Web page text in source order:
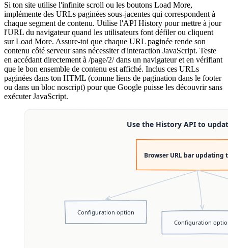
Si ton site utilise l'infinite scroll ou les boutons Load More,
implémente des URLs paginées sous-jacentes qui correspondent à
chaque segment de contenu. Utilise l'API History pour mettre à jour
l'URL du navigateur quand les utilisateurs font défiler ou cliquent
sur Load More. Assure-toi que chaque URL paginée rende son
contenu côté serveur sans nécessiter d'interaction JavaScript. Teste
en accédant directement à /page/2/ dans un navigateur et en vérifiant
que le bon ensemble de contenu est affiché. Inclus ces URLs
paginées dans ton HTML (comme liens de pagination dans le footer
ou dans un bloc noscript) pour que Google puisse les découvrir sans
exécuter JavaScript.